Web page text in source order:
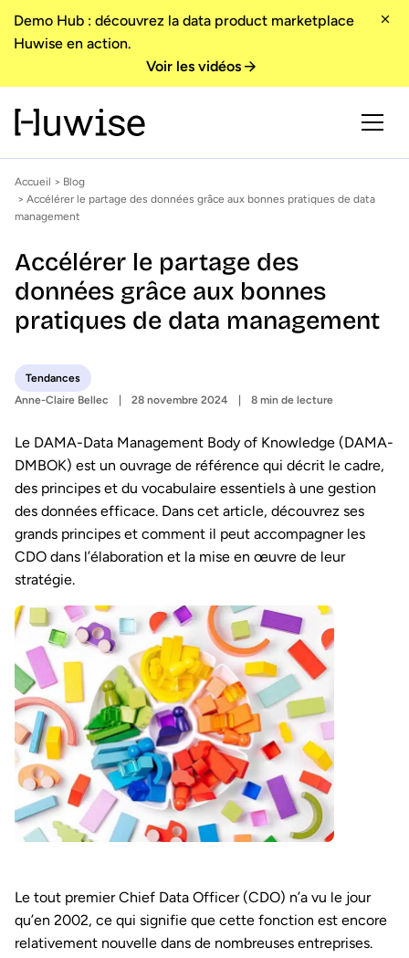
Demo Hub : découvrez la data product marketplace
Huwise en action.
Voir les vidéos
Accueil > Blog
> Accélérer le partage des données grâce aux bonnes pratiques de data
management
Accélérer le partage des
données grâce aux bonnes
pratiques de data management
Tendances
Anne-Claire Bellec
28 novembre 2024 8 min de lecture
Le DAMA-Data Management Body of Knowledge (DAMA-
DMBOK) est un ouvrage de référence qui décrit le cadre,
des principes et du vocabulaire essentiels à une gestion
des données efficace. Dans cet article, découvrez ses
grands principes et comment il peut accompagner les
CDO dans l’élaboration et la mise en œuvre de leur
stratégie.
Le tout premier Chief Data Officer (CDO) n’a vu le jour
qu’en 2002, ce qui signifie que cette fonction est encore
relativement nouvelle dans de nombreuses entreprises.